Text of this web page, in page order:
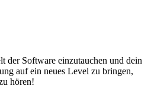
der Software einzutauchen und dein
auf ein neues Level zu bringen,
hören!